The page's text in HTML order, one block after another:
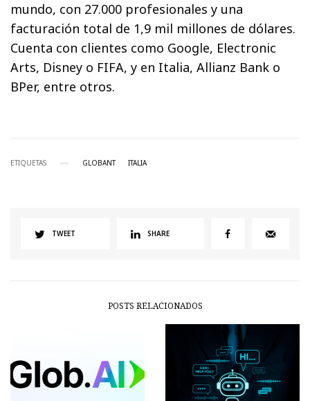
mundo, con 27.000 profesionales y una
facturación total de 1,9 mil millones de dólares.
Cuenta con clientes como Google, Electronic
Arts, Disney o FIFA, y en Italia, Allianz Bank o
BPer, entre otros.
ETIQUETAS GLOBANT ITALIA
TWEET SHARE
POSTS RELACIONADOS